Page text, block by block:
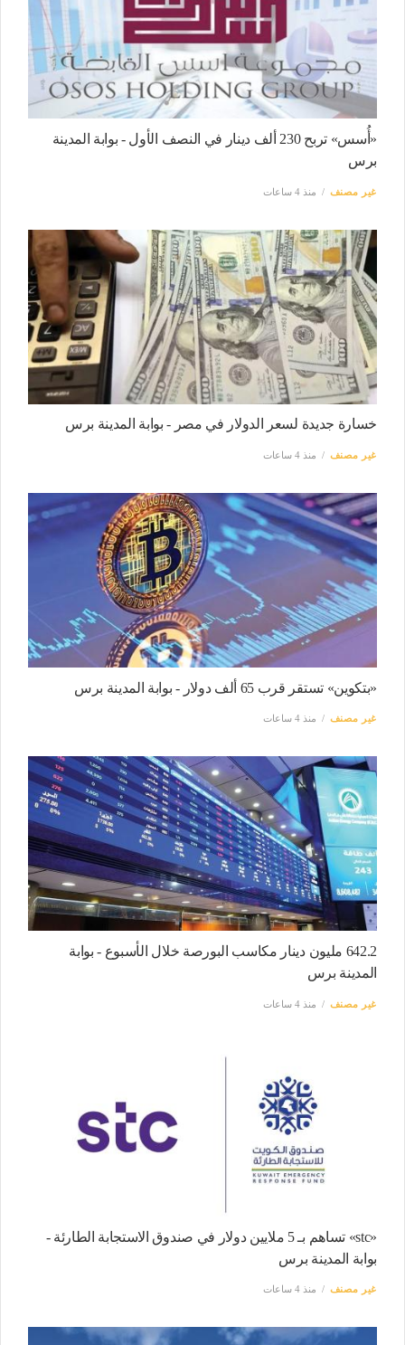
«أُسس» تربح 230 ألف دينار في النصف الأول - بوابة المدينة
برس
غير مصنف منذ 4 ساعات
خسارة جديدة لسعر الدولار في مصر - بوابة المدينة برس
غير مصنف منذ 4 ساعات
«بتكوين» تستقر قرب 65 ألف دولار - بوابة المدينة برس
غير مصنف منذ 4 ساعات
642.2 مليون دينار مكاسب البورصة خلال الأسبوع - بوابة
المدينة برس
غير مصنف منذ 4 ساعات
«stc» تساهم بـ 5 ملايين دولار في صندوق الاستجابة الطارئة -
بوابة المدينة برس
غير مصنف منذ 4 ساعات